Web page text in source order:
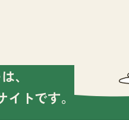
、
イトです。